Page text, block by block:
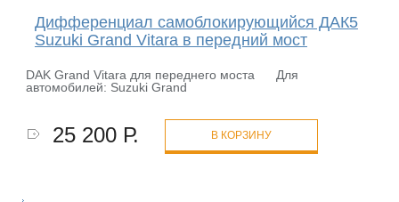
Дифференциал самоблокирующийся ДАК5
Suzuki Grand Vitara в передний мост
DAK Grand Vitara для переднего моста Для
автомобилей: Suzuki Grand
25 200 Р. В КОРЗИНУ